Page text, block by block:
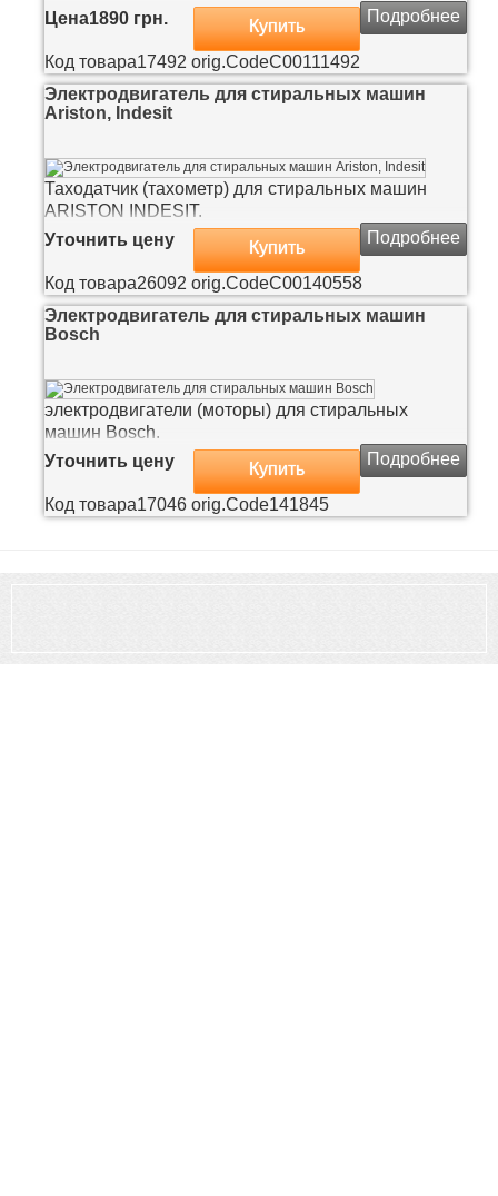
Цена1890 грн. Подробнее
Купить
Код товара17492 orig.CodeC00111492
Электродвигатель для стиральных машин
Ariston, Indesit
Таходатчик (тахометр) для стиральных машин
ARISTON INDESIT.
Уточнить цену
Подробнее
Купить
Код товара26092 orig.CodeC00140558
Электродвигатель для стиральных машин
Bosch
электродвигатели (моторы) для стиральных
машин Bosch.
Уточнить цену
Подробнее
Купить
Код товара17046 orig.Code141845